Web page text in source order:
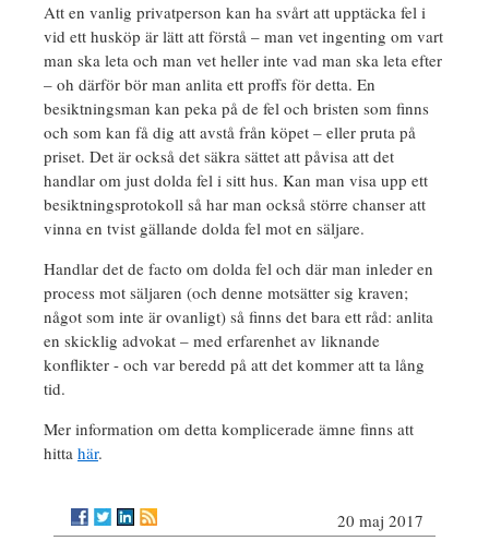
Att en vanlig privatperson kan ha svårt att upptäcka fel i
vid ett husköp är lätt att förstå – man vet ingenting om vart
man ska leta och man vet heller inte vad man ska leta efter
– oh därför bör man anlita ett proffs för detta. En
besiktningsman kan peka på de fel och bristen som finns
och som kan få dig att avstå från köpet – eller pruta på
priset. Det är också det säkra sättet att påvisa att det
handlar om just dolda fel i sitt hus. Kan man visa upp ett
besiktningsprotokoll så har man också större chanser att
vinna en tvist gällande dolda fel mot en säljare.
Handlar det de facto om dolda fel och där man inleder en
process mot säljaren (och denne motsätter sig kraven;
något som inte är ovanligt) så finns det bara ett råd: anlita
en skicklig advokat – med erfarenhet av liknande
konflikter - och var beredd på att det kommer att ta lång
tid.
Mer information om detta komplicerade ämne finns att
hitta här.
20 maj 2017